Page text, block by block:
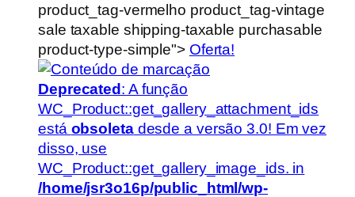
product_tag-vermelho product_tag-vintage
sale taxable shipping-taxable purchasable
product-type-simple"> Oferta!
Deprecated : A função
WC_Product::get_gallery_attachment_ids
está obsoletadesde a versão 3.0! Em vez
disso, use
WC_Product::get_gallery_image_ids. in
/home/jsr3o16p/public_html/wp-